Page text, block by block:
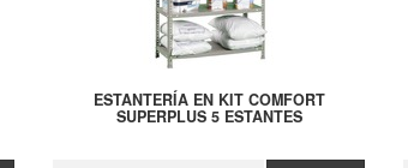
ESTANTERÍA EN KIT COMFORT
SUPERPLUS 5 ESTANTES